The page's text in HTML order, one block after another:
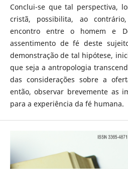
Conclui-se que tal perspectiva,
cristã, possibilita, ao
encontro entre o homem e
assentimento de fé deste
demonstração de tal hipótese,
que seja a antropologia
das considerações sobre a
então, observar brevemente as
para a experiência da fé humana.